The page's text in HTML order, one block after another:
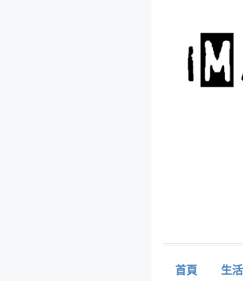
首頁 生